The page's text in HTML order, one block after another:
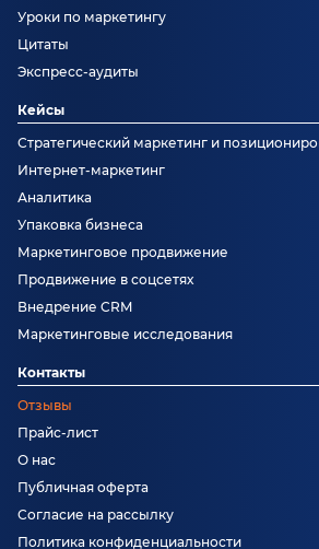
Уроки по маркетингу
Цитаты
Экспресс-аудиты
Кейсы
Стратегический маркетинг и
Интернет-маркетинг
Аналитика
Упаковка бизнеса
Маркетинговое продвижение
Продвижение в соцсетях
Внедрение CRM
Маркетинговые исследования
Контакты
Отзывы
Прайс-лист
О нас
Публичная оферта
Согласие на рассылку
Политика конфиденциальности